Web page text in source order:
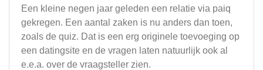
Een kleine negen jaar geleden een relatie via paiq
gekregen. Een aantal zaken is nu anders dan toen,
zoals de quiz. Dat is een erg originele toevoeging op
een datingsite en de vragen laten natuurlijk ook al
e.e.a. over de vraagsteller zien.